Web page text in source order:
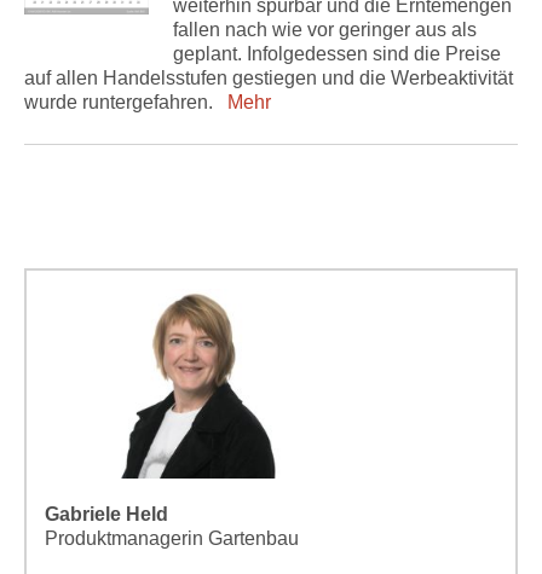
weiterhin spürbar und die Erntemengen
fallen nach wie vor geringer aus als
geplant. Infolgedessen sind die Preise
auf allen Handelsstufen gestiegen und die Werbeaktivität
wurde runtergefahren.
Mehr
Gabriele Held
Produktmanagerin Gartenbau